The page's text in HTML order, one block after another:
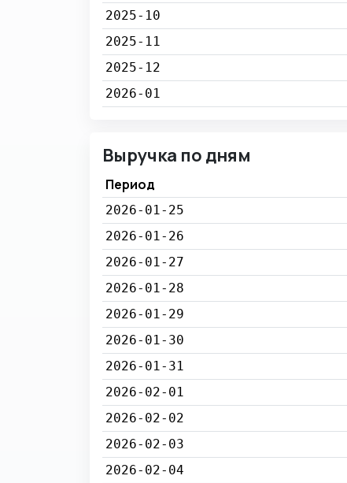
2025-10
2025-11
2025-12
2026-01
Выручка по дням
Период
2026-01-25
2026-01-26
2026-01-27
2026-01-28
2026-01-29
2026-01-30
2026-01-31
2026-02-01
2026-02-02
2026-02-03
2026-02-04